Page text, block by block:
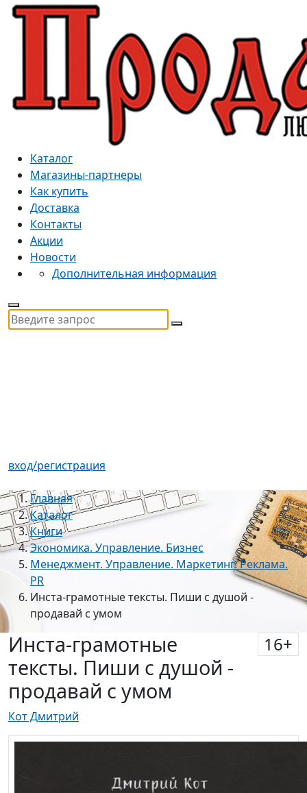
Каталог
Магазины-партнеры
Как купить
Доставка
Контакты
Акции
Новости
Дополнительная информация
вход/регистрация
Главная
Каталог
Книги
Экономика. Управление. Бизнес
Менеджмент. Управление. Маркетинг. Реклама.
PR
Инста-грамотные тексты. Пиши с душой -
продавай с умом
Инста-грамотные
тексты. Пиши с душой -
продавай с умом
16+
Кот Дмитрий